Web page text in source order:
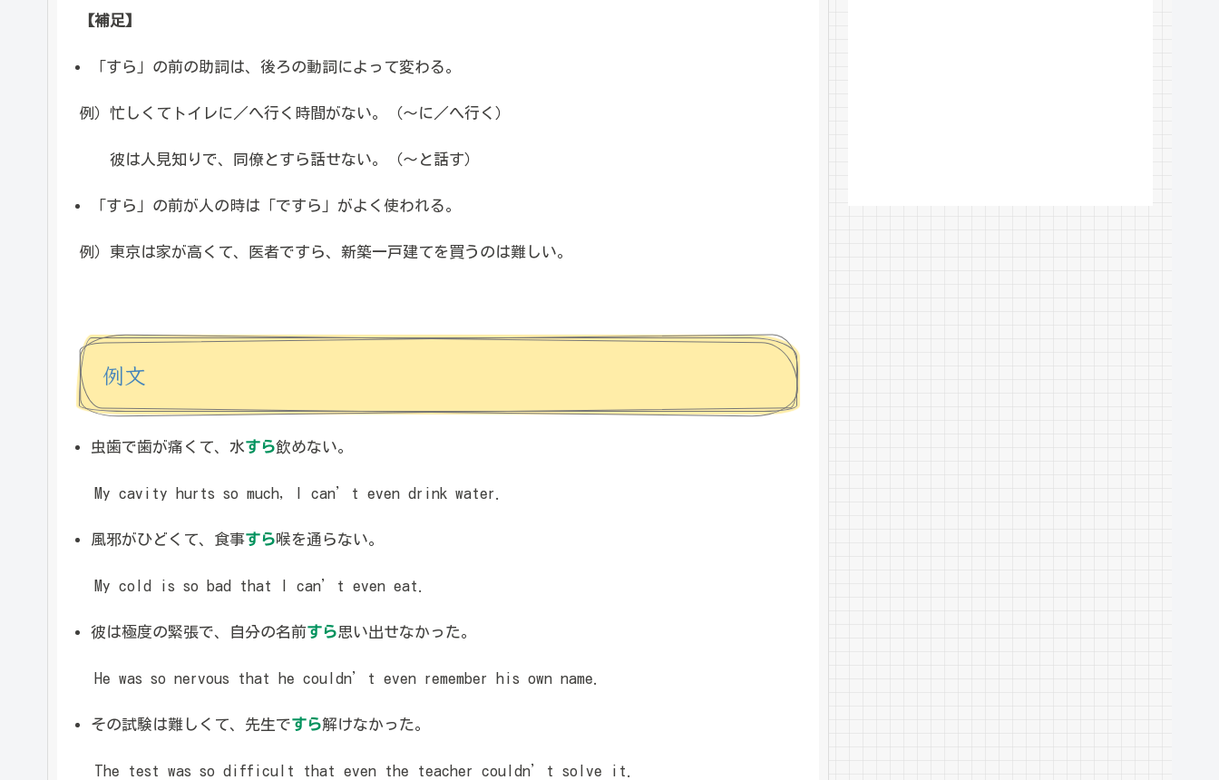
【補足】
「すら」の前の助詞は、後ろの動詞によって変わる。
例）忙しくてトイレに／へ行く時間がない。（～に／へ行く）
彼は人見知りで、同僚とすら話せない。（～と話す）
「すら」の前が人の時は「ですら」がよく使われる。
例）東京は家が高くて、医者ですら、新築一戸建てを買うのは難しい。
例文
虫歯で歯が痛くて、水すら飲めない。
My cavity hurts so much, I can’t even drink water.
風邪がひどくて、食事すら喉を通らない。
My cold is so bad that I can’t even eat.
彼は極度の緊張で、自分の名前すら思い出せなかった。
He was so nervous that he couldn’t even remember his own name.
その試験は難しくて、先生ですら解けなかった。
The test was so difficult that even the teacher couldn’t solve it.